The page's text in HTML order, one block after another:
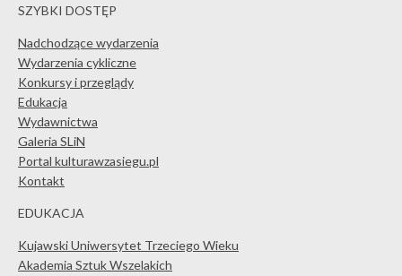
SZYBKI DOSTĘP
Nadchodzące wydarzenia
Wydarzenia cykliczne
Konkursy i przeglądy
Edukacja
Wydawnictwa
Galeria SLiN
Portal kulturawzasiegu.pl
Kontakt
EDUKACJA
Kujawski Uniwersytet Trzeciego Wieku
Akademia Sztuk Wszelakich